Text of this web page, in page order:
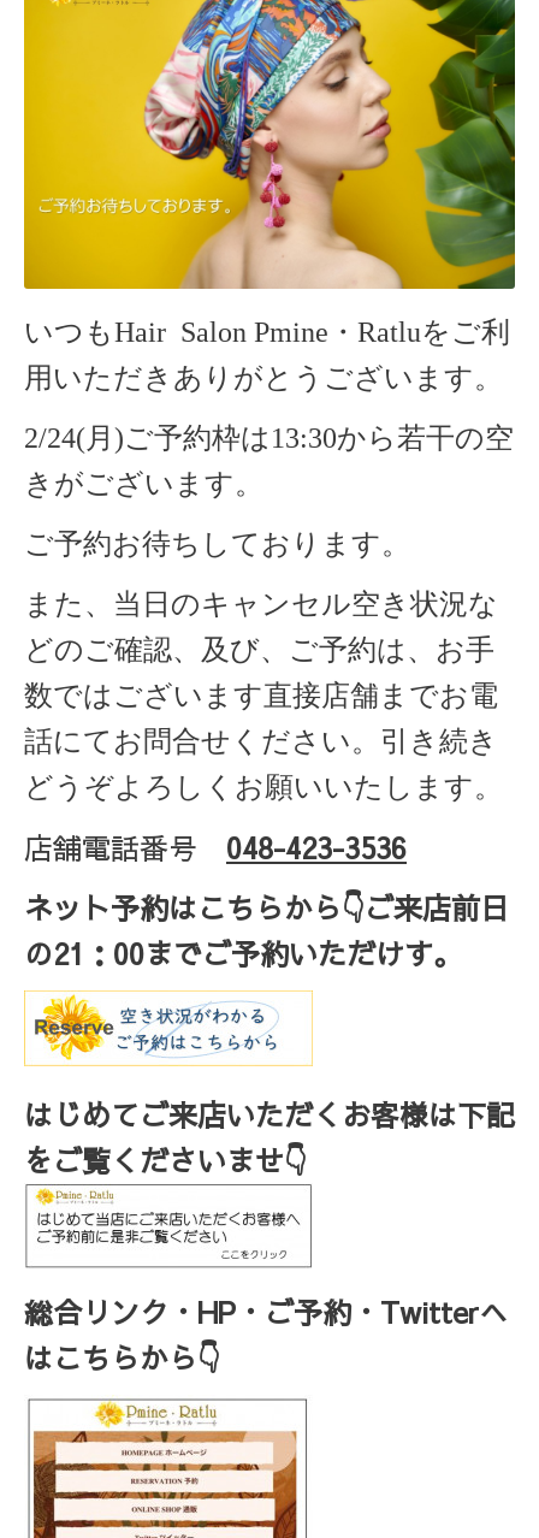
いつもHair Salon Pmine・Ratluをご利
用いただきありがとうございます。
2/24(月)ご予約枠は13:30から若干の空
きがございます。
ご予約お待ちしております。
また、当日のキャンセル空き状況な
どのご確認、及び、ご予約は、お手
数ではございます直接店舗までお電
話にてお問合せください。引き続き
どうぞよろしくお願いいたします。
店舗電話番号 048-423-3536
ネット予約はこちらから👇ご来店前日
の21 ： 00までご予約いただけす。
はじめてご来店いただくお客様は下記
をご覧くださいませ👇
総合リンク・HP・ご予約・Twitterへ
はこちらから👇